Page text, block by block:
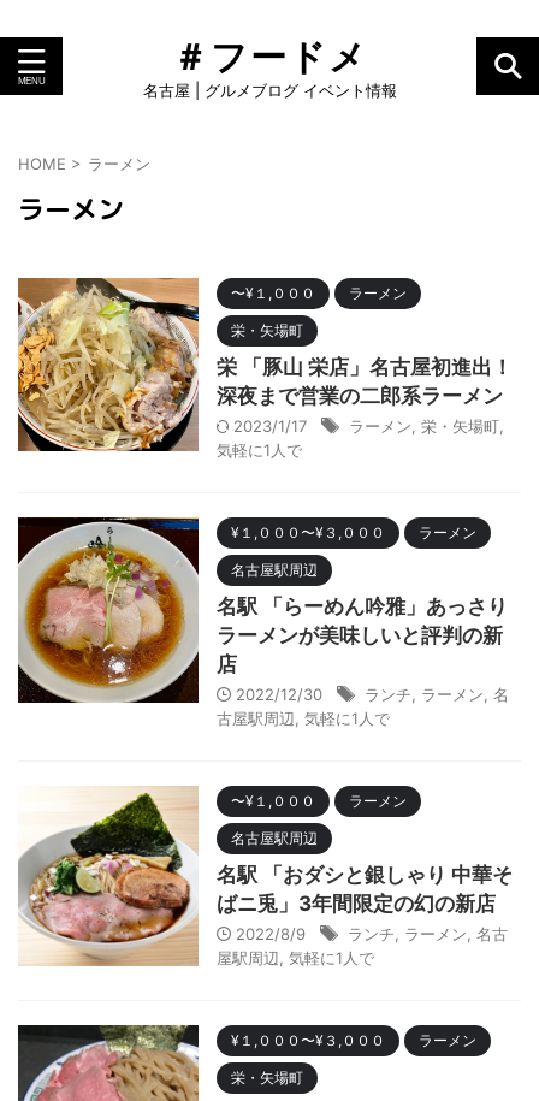
＃フードメ
名古屋 | グルメブログ イベント情報
HOME > ラーメン
ラーメン
〜¥１,０００ ラーメン
栄・矢場町
栄 「豚山 栄店」名古屋初進出！
深夜まで営業の二郎系ラーメン
2023/1/17 ラーメン 栄・矢場町
気軽に1人で
¥１,０００〜¥３,０００ ラーメン
名古屋駅周辺
名駅 「らーめん吟雅」あっさり
ラーメンが美味しいと評判の新
店
2022/12/30 ランチ ラーメン 名
古屋駅周辺 気軽に1人で
〜¥１,０００ ラーメン
名古屋駅周辺
名駅 「おダシと銀しゃり 中華そ
ばニ兎」3年間限定の幻の新店
2022/8/9 ランチ ラーメン 名古
屋駅周辺 気軽に1人で
¥１,０００〜¥３,０００ ラーメン
栄・矢場町